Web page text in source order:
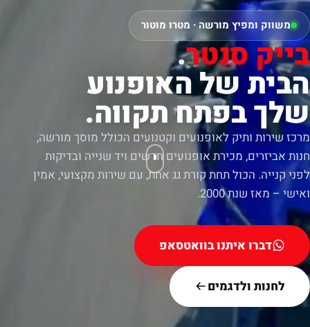
משווק ומפיץ מורשה · מטרו מוטור
בייק סנטר.
הבית של האופנוע
שלך בפתח תקווה.
מרכז שירות ותיק לאופנועים וקטנועים הכולל מוסך מורשה,
חנות אביזרים, מכירת אופנועים חדשים ויד שנייה ובדיקות
לפני קנייה. הכול תחת קורת גג אחת, עם שירות מקצועי, אמין
ואישי – מאז שנת 2000.
דברו איתנו בוואטסאפ
לחנות ולדגמים